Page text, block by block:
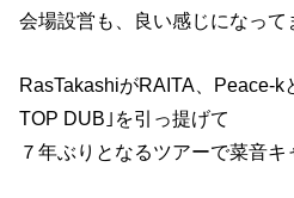
会場設営も、良い感じになって
RasTakashiがRAITA、Peace-k
TOP DUB｣を引っ提げて
７年ぶりとなるツアーで菜音キ